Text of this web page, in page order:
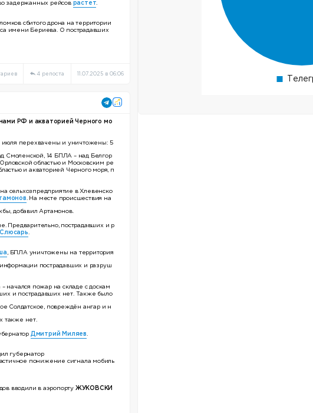
задержанных рейсов растет.
сбитого дрона на территории
имени Бериева. О пострадавших
4 репоста 11.07.2025 в 06:06
РФ и акваторией Черного мо
июля перехвачены и уничтожены: 5
Смоленской, 14 БПЛА – над Белгор
областью и Московским ре
и акваторией Черного моря, п
сельхозпредприятие в Хлевенско
. На месте происшествия на
добавил Артамонов.
Предварительно, пострадавших и р
.
, БПЛА уничтожены на территория
пострадавших и разруш
начался пожар на складе с доскам
и пострадавших нет. Также было
Солдатское, повреждён ангар и н
также нет.
Дмитрий Миляев.
губернатор
понижение сигнала мобиль
вводили в аэропорту ЖУКОВСКИ